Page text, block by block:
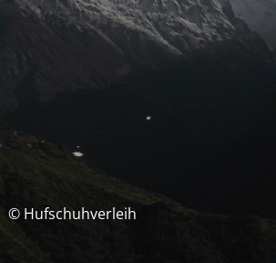
© Hufschuhverleih